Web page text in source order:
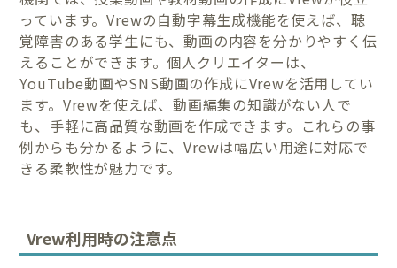
っています。Vrewの自動字幕生成機能を使えば、聴
覚障害のある学生にも、動画の内容を分かりやすく伝
えることができます。個人クリエイターは、
YouTube動画やSNS動画の作成にVrewを活用してい
ます。Vrewを使えば、動画編集の知識がない人で
も、手軽に高品質な動画を作成できます。これらの事
例からも分かるように、Vrewは幅広い用途に対応で
きる柔軟性が魅力です。
Vrew利用時の注意点